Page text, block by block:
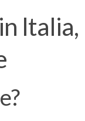
Italia,